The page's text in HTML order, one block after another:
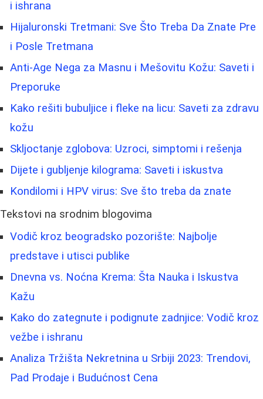
i ishrana
Hijaluronski Tretmani: Sve Što Treba Da Znate Pre
i Posle Tretmana
Anti-Age Nega za Masnu i Mešovitu Kožu: Saveti i
Preporuke
Kako rešiti bubuljice i fleke na licu: Saveti za zdravu
kožu
Skljoctanje zglobova: Uzroci, simptomi i rešenja
Dijete i gubljenje kilograma: Saveti i iskustva
Kondilomi i HPV virus: Sve što treba da znate
Tekstovi na srodnim blogovima
Vodič kroz beogradsko pozorište: Najbolje
predstave i utisci publike
Dnevna vs. Noćna Krema: Šta Nauka i Iskustva
Kažu
Kako do zategnute i podignute zadnjice: Vodič kroz
vežbe i ishranu
Analiza Tržišta Nekretnina u Srbiji 2023: Trendovi,
Pad Prodaje i Budućnost Cena